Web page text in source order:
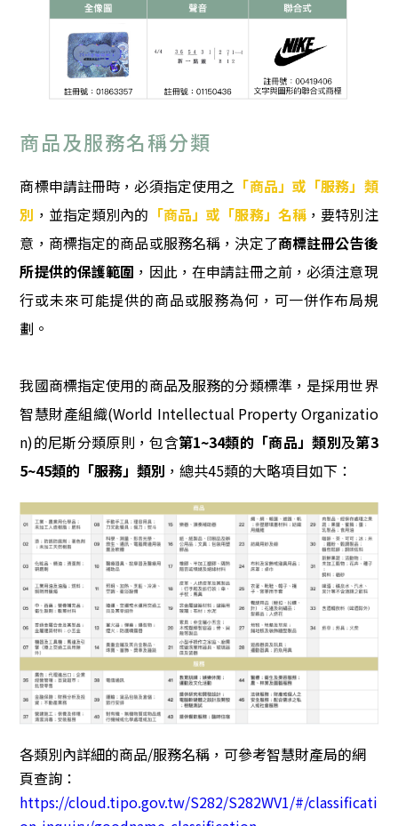
商品及服務名稱分類
商標申請註冊時，必須指定使用之 「商品」或「服務」類
別 ，並指定類別內的 「商品」或「服務」名稱 ，要特別注
意，商標指定的商品或服務名稱，決定了商標註冊公告後
所提供的保護範圍 ，因此，在申請註冊之前，必須注意現
行或未來可能提供的商品或服務為何，可一併作布局規
劃。
我國商標指定使用的商品及服務的分類標準，是採用世界
智慧財產組織(World Intellectual Property Organizatio
n)的尼斯分類原則，包含第1~34類的「商品」類別及第3
5~45類的「服務」類別 ，總共45類的大略項目如下：
各類別內詳細的商品/服務名稱，可參考智慧財產局的網
頁查詢：
https://cloud.tipo.gov.tw/S282/S282WV1/#/classificati